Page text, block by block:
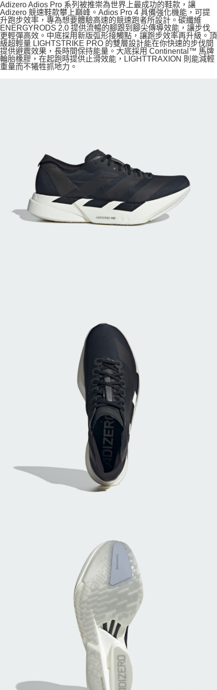
Adizero Adios Pro 系列被推崇為世界上最成功的鞋款，讓
Adizero 競速鞋款攀上巔峰。Adios Pro 4 具備強化機能，可提
升跑步效率，專為想要體驗高速的競速跑者所設計。碳纖維
ENERGYRODS 2.0 提供流暢的腳跟到腳尖傳導效能，讓步伐
更輕彈高效。中底採用新版弧形接觸點，讓跑步效率再升級。頂
級超輕量 LIGHTSTRIKE PRO 的雙層設計能在你快速的步伐間
提供避震效果，長時間保持能量。大底採用 Continental™ 馬牌
輪胎橡膠，在起跑時提供止滑效能，LIGHTTRAXION 則能減輕
重量而不犧牲抓地力。